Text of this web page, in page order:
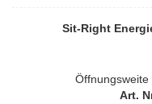
Sit-Right
Art.